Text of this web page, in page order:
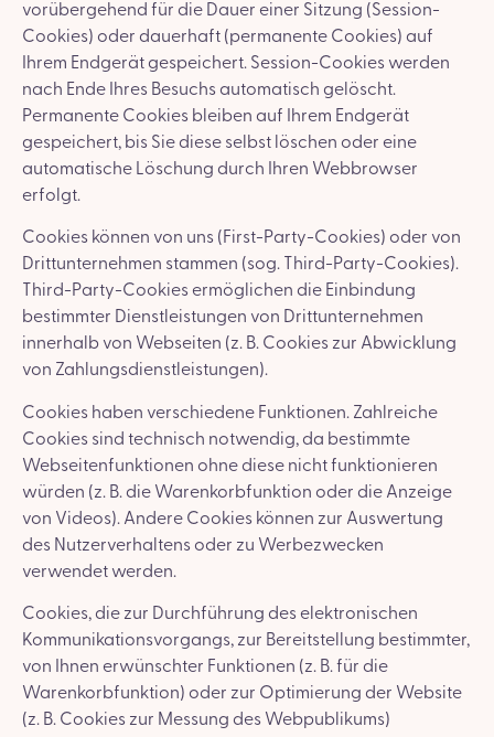
vorübergehend für die Dauer einer Sitzung (Session-
Cookies) oder dauerhaft (permanente Cookies) auf
Ihrem Endgerät gespeichert. Session-Cookies werden
nach Ende Ihres Besuchs automatisch gelöscht.
Permanente Cookies bleiben auf Ihrem Endgerät
gespeichert, bis Sie diese selbst löschen oder eine
automatische Löschung durch Ihren Webbrowser
erfolgt.
Cookies können von uns (First-Party-Cookies) oder von
Drittunternehmen stammen (sog. Third-Party-Cookies).
Third-Party-Cookies ermöglichen die Einbindung
bestimmter Dienstleistungen von Drittunternehmen
innerhalb von Webseiten (z. B. Cookies zur Abwicklung
von Zahlungsdienstleistungen).
Cookies haben verschiedene Funktionen. Zahlreiche
Cookies sind technisch notwendig, da bestimmte
Webseitenfunktionen ohne diese nicht funktionieren
würden (z. B. die Warenkorbfunktion oder die Anzeige
von Videos). Andere Cookies können zur Auswertung
des Nutzerverhaltens oder zu Werbezwecken
verwendet werden.
Cookies, die zur Durchführung des elektronischen
Kommunikationsvorgangs, zur Bereitstellung bestimmter,
von Ihnen erwünschter Funktionen (z. B. für die
Warenkorbfunktion) oder zur Optimierung der Website
(z. B. Cookies zur Messung des Webpublikums)